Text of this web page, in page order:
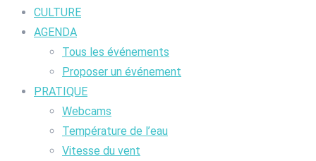
CULTURE
AGENDA
Tous les événements
Proposer un événement
PRATIQUE
Webcams
Température de l’eau
Vitesse du vent